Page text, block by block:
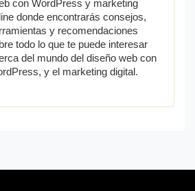
con WordPress y marketing
donde encontrarás consejos,
y recomendaciones
todo lo que te puede interesar
del mundo del diseño web con
y el marketing digital.